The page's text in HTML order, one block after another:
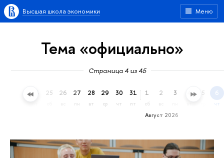
Меню
Высшая школа экономики
Тема «официально»
Страница 4 из 45
24 25 26 27
пн
28
вт
29
ср
30
чт
31
пт
Август 2026
1
сб
2 3 4 5 6
чт